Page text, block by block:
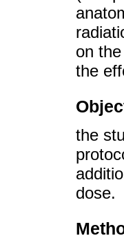
on
the
the
dose.